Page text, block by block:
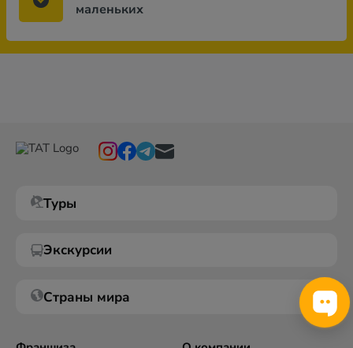
маленьких
Туры
Экскурсии
Страны мира